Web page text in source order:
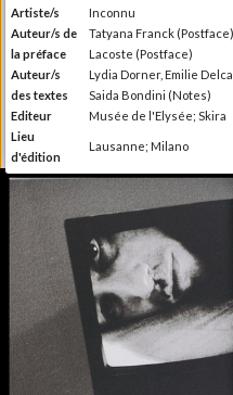
Artiste/s
Inconnu
Auteur/s de
la préface
Tatyana Franck
Lacoste (Postface)
Auteur/s
des textes
Lydia Dorner, Emilie
Saida Bondini (Notes)
Editeur
Musée de l'Elysée; Skira
Lieu
d'édition
Lausanne; Milano
Date
d'édition
2015
Information
édition
Publié à l'occasion de
l'exposition :
quelles perspectives pour
photographie ?", Musée de
l'Elysée, Lausanne, du 29
23 août 2015
Catégorie
Collections et recueils de
photographies XXIe siècle